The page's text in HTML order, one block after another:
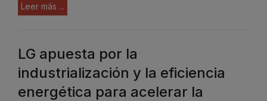
Leer más ...
LG apuesta por la
industrialización y la eficiencia
energética para acelerar la